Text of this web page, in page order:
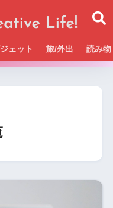
ェット 旅/外出 読み物
めはこちら